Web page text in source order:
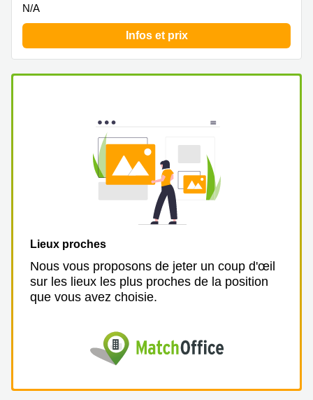
Centre
N/A
Infos et prix
Lieux proches
Nous vous proposons de jeter un coup d'œil
sur les lieux les plus proches de la position
que vous avez choisie.